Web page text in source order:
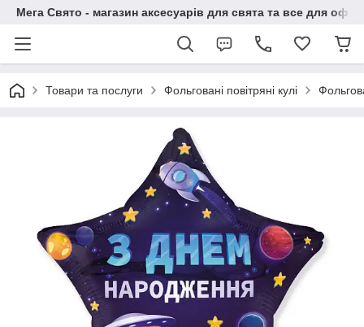
Мега Свято - магазин аксесуарів для свята та все для
Товари та послуги Фольговані повітряні кулі